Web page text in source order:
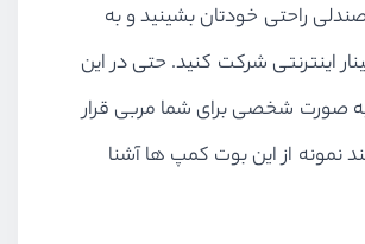
راحتی خودتان بشینید و به
اینترنتی شرکت کنید. حتی در این
صورت شخصی برای شما مربی قرار
نمونه از این بوت کمپ ها آشنا